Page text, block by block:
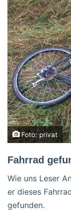
Foto: privat
Fahrrad
Wie uns Leser
er dieses
gefunden.